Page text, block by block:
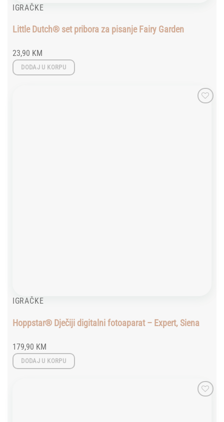
IGRAČKE
Little Dutch® set pribora za pisanje Fairy Garden
23,90 KM
DODAJ U KORPU
IGRAČKE
Hoppstar® Dječiji digitalni fotoaparat – Expert, Siena
179,90 KM
DODAJ U KORPU